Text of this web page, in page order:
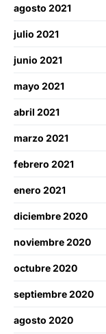
agosto 2021
julio 2021
junio 2021
mayo 2021
abril 2021
marzo 2021
febrero 2021
enero 2021
diciembre 2020
noviembre 2020
octubre 2020
septiembre 2020
agosto 2020